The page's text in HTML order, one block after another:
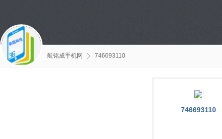
航铭成手机网 746693110
746693110